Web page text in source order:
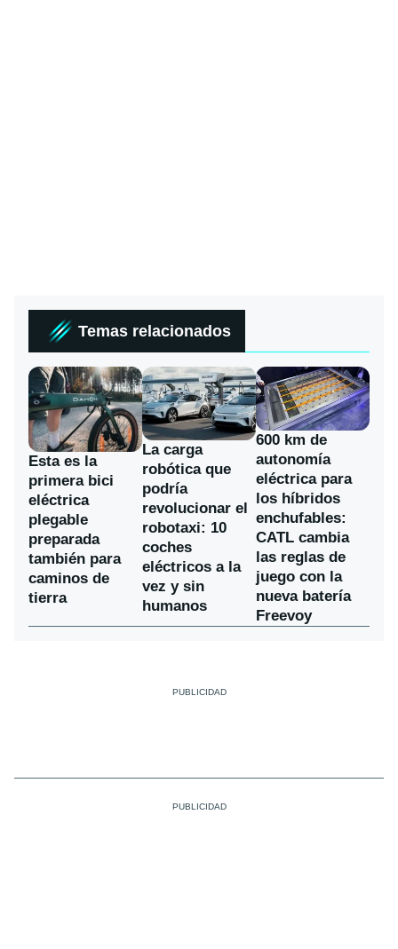
Temas relacionados
Esta es la
primera bici
eléctrica
plegable
preparada
también para
caminos de
tierra
La carga
robótica que
podría
revolucionar el
robotaxi: 10
coches
eléctricos a la
vez y sin
humanos
600 km de
autonomía
eléctrica para
los híbridos
enchufables:
CATL cambia
las reglas de
juego con la
nueva batería
Freevoy